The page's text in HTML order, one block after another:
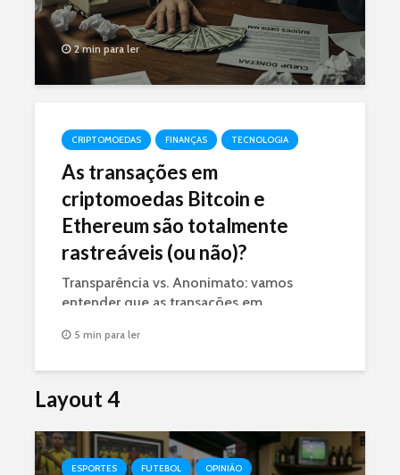
2 min para ler
CRIPTOMOEDAS FINANÇAS TECNOLOGIA
As transações em
criptomoedas Bitcoin e
Ethereum são totalmente
rastreáveis (ou não)?
Transparência vs. Anonimato: vamos
entender que as transações em
rastreáveis, mas as identidades podem ser
5 min para ler
Layout 4
ESPORTES FUTEBOL OPINIÃO